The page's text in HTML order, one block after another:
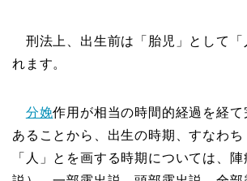
刑法上、出生前は「胎児」として「
れます。
分娩作用が相当の時間的経過を経
あることから、出生の時期、すなわち
「人」とを画する時期については、